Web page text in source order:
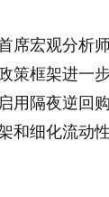
席宏观分析
策框架进一
用隔夜逆回
和细化流动